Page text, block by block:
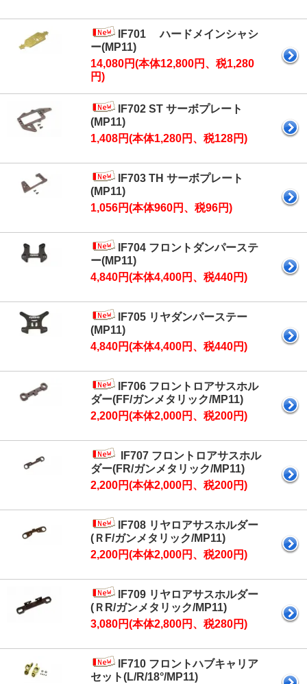
IF701 ハードメインシャシ
ー(MP11)
14,080円(本体12,800円、税1,280
円)
IF702 ST サーボプレート
(MP11)
1,408円(本体1,280円、税128円)
IF703 TH サーボプレート
(MP11)
1,056円(本体960円、税96円)
IF704 フロントダンパーステ
ー(MP11)
4,840円(本体4,400円、税440円)
IF705 リヤダンパーステー
(MP11)
4,840円(本体4,400円、税440円)
IF706 フロントロアサスホル
ダー(FF/ガンメタリック/MP11)
2,200円(本体2,000円、税200円)
IF707 フロントロアサスホル
ダー(FR/ガンメタリック/MP11)
2,200円(本体2,000円、税200円)
IF708 リヤロアサスホルダー
(ＲF/ガンメタリック/MP11)
2,200円(本体2,000円、税200円)
IF709 リヤロアサスホルダー
(ＲR/ガンメタリック/MP11)
3,080円(本体2,800円、税280円)
IF710 フロントハブキャリア
セット(L/R/18°/MP11)